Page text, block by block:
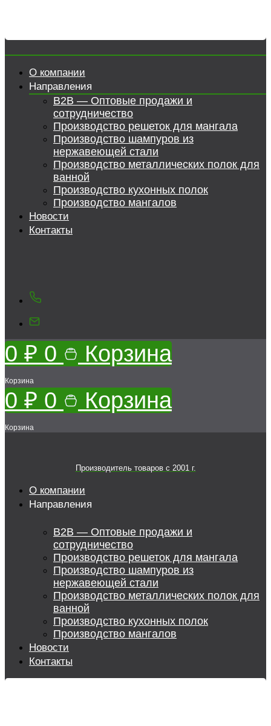
О компании
Направления
B2B — Оптовые продажи и
сотрудничество
Производство решеток для мангала
Производство шампуров из
нержавеющей стали
Производство металлических полок для
ванной
Производство кухонных полок
Производство мангалов
Новости
Контакты
0 ₽ 0 Корзина
Корзина
0 ₽ 0 Корзина
Корзина
Производитель товаров c 2001 г.
О компании
Направления
B2B — Оптовые продажи и
сотрудничество
Производство решеток для мангала
Производство шампуров из
нержавеющей стали
Производство металлических полок для
ванной
Производство кухонных полок
Производство мангалов
Новости
Контакты